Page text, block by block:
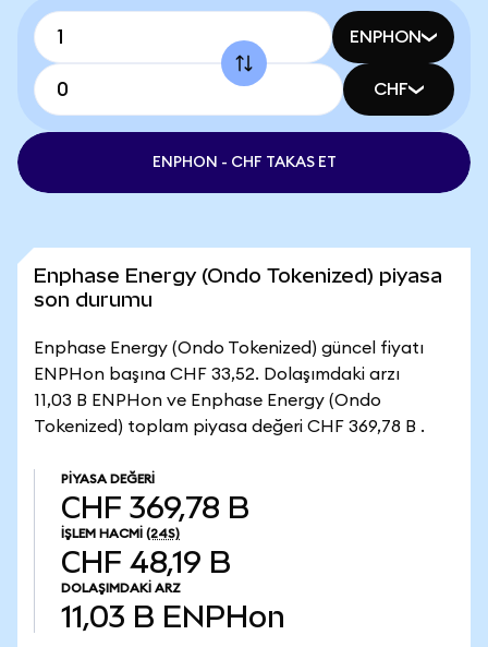
ENPHON
CHF
ENPHON - CHF TAKAS ET
Enphase Energy (Ondo Tokenized) piyasa
son durumu
Enphase Energy (Ondo Tokenized) güncel fiyatı
ENPHon başına CHF 33,52. Dolaşımdaki arzı
11,03 B ENPHon ve Enphase Energy (Ondo
Tokenized) toplam piyasa değeri CHF 369,78 B .
PIYASA DEĞERI
CHF 369,78 B
İŞLEM HACMI (24S)
CHF 48,19 B
DOLAŞIMDAKI ARZ
11,03 B ENPHon